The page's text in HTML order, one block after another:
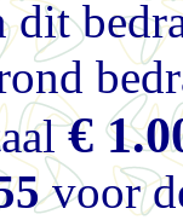
dit
€
voor